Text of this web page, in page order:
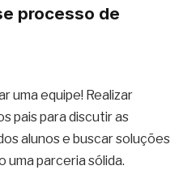
processo de
uma equipe! Realizar
pais para discutir as
alunos e buscar soluções
uma parceria sólida.